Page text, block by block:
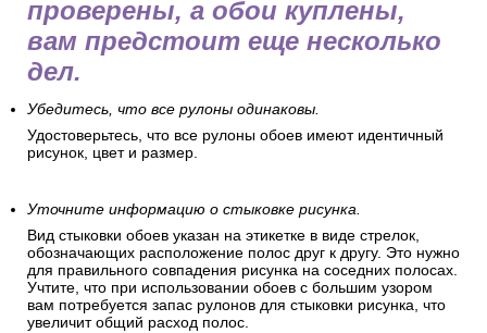
проверены, а обои куплены,
вам предстоит еще несколько
дел.
Убедитесь, что все рулоны одинаковы.
Удостоверьтесь, что все рулоны обоев имеют идентичный
рисунок, цвет и размер.
Уточните информацию о стыковке рисунка.
Вид стыковки обоев указан на этикетке в виде стрелок,
обозначающих расположение полос друг к другу. Это нужно
для правильного совпадения рисунка на соседних полосах.
Учтите, что при использовании обоев с большим узором
вам потребуется запас рулонов для стыковки рисунка, что
увеличит общий расход полос.